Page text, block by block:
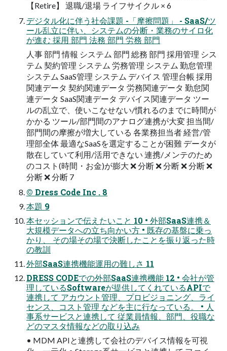
【Retire】 退職/退場 ライフサイクル × 6
デジタル化に伴う社会課題 -「摩擦問題」 - SaaS/ツ
ール乱立に伴い、システムの分断・業務のサイロ化
が進む 採用 部門 法務 部門 労務 部門
人事 部門 情報 システム 部門 総務 部門 採用管理 シス
テム 契約管理 システム 労務管理 システム 勤怠管理
システム SaaS管理 システム デバイス 管理台帳 採用
関連データ 契約関連データ 労務関連データ 勤怠関
連データ SaaS関連データ デバイス関連データ ツー
ルの乱立で、使いこなせない/慣れるのまでに時間が
かかる ツール/部門間のアナログ連携が大変 担当間/
部門間の摩擦が増大している 各業務担当者 経営/管
理部全体 最適なSaaSを選定することが困難 データが
散在していて利用/活用できない 連携/メンテのため
のコスト(時間・お金)が膨大 ❌ 分断 ❌ 分断 ❌ 分断 ❌
分断 ❌ 分断 7
© Dress Code Inc . 8
本題 9
本セッションで伝えたいこと 10 • 外部SaaS連携＆
大規模データへの立ち向かい方 • 既存の基盤に乗っ
かり、 その場その場で決断したことを振り返った時
の教訓
外部SaaS連携機能運用の難しさ 11
DRESS CODEでの外部SaaS連携機能 12 • 会社が管
理しているSoftwareが提供してくれているAPIで
連携して アカウント管理、プロビジョニング、ライ
センス、コスト管理 などを主に行なっている。 • 人
事系サービスと連携して 従業員情報、部門、役職な
どのマスタ情報などの取り込み
• MDM APIと連携して会社のデバイス情報を可視